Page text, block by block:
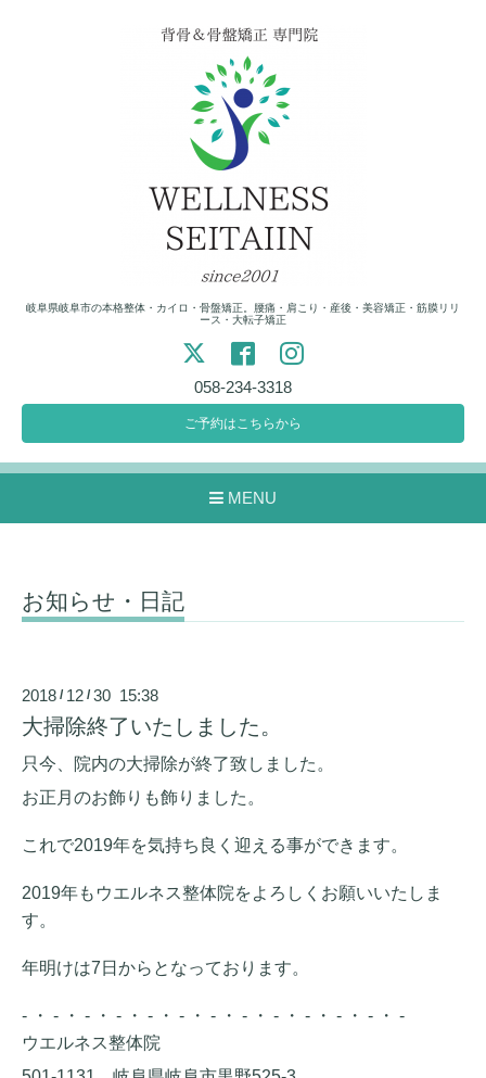
岐阜県岐阜市の本格整体・カイロ・骨盤矯正。腰痛・肩こり・産後・美容矯正・筋膜リリ
ース・大転子矯正
058-234-3318
ご予約はこちらから
MENU
お知らせ・日記
2018 / 12 /30 15:38
大掃除終了いたしました。
只今、院内の大掃除が終了致しました。
お正月のお飾りも飾りました。
これで2019年を気持ち良く迎える事ができます。
2019年もウエルネス整体院をよろしくお願いいたしま
す。
年明けは7日からとなっております。
- ・ - ・ - ・ - ・ - ・ - ・ - ・ - ・ - ・ - ・ - ・ - ・ -
ウエルネス整体院